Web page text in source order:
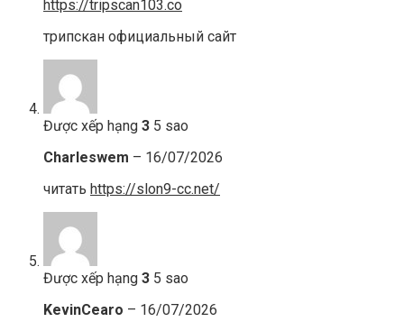
https://tripscan103.co
трипскан официальный сайт
Được xếp hạng 3 5 sao
Charleswem – 16/07/2026
читать https://slon9-cc.net/
Được xếp hạng 3 5 sao
KevinCearo – 16/07/2026